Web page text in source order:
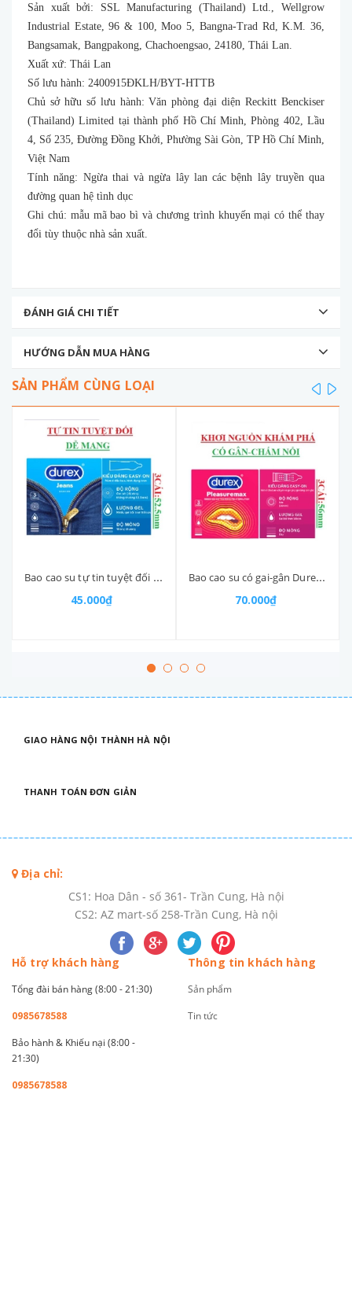
Sản xuất bởi: SSL Manufacturing (Thailand) Ltd., Wellgrow
Industrial Estate, 96 & 100, Moo 5, Bangna-Trad Rd, K.M. 36,
Bangsamak, Bangpakong, Chachoengsao, 24180, Thái Lan.
Xuất xứ: Thái Lan
Số lưu hành: 2400915ĐKLH/BYT-HTTB
Chủ sở hữu số lưu hành: Văn phòng đại diện Reckitt Benckiser
(Thailand) Limited tại thành phố Hồ Chí Minh, Phòng 402, Lầu
4, Số 235, Đường Đồng Khởi, Phường Sài Gòn, TP Hồ Chí Minh,
Việt Nam
Tính năng: Ngừa thai và ngừa lây lan các bệnh lây truyền qua
đường quan hệ tình dục
Ghi chú: mẫu mã bao bì và chương trình khuyến mại có thể thay
đổi tùy thuộc nhà sản xuất.
ĐÁNH GIÁ CHI TIẾT
HƯỚNG DẪN MUA HÀNG
SẢN PHẨM CÙNG LOẠI
Bao cao su tự tin tuyệt đối Durex jeans easy on hộp 3 cái
45.000₫
Bao cao su có gai-gân Durex Pleasuremax ribbed and dotted for extra stimulation hộp3s
70.000₫
prev
GIAO HÀNG NỘI THÀNH HÀ NỘI
THANH TOÁN ĐƠN GIẢN
Địa chỉ:
CS1: Hoa Dân - số 361- Trần Cung, Hà nội
CS2: AZ mart-số 258-Trần Cung, Hà nội
Hỗ trợ khách hàng
Tổng đài bán hàng (8:00 - 21:30)
0985678588
Bảo hành & Khiếu nại (8:00 -
21:30)
0985678588
Thông tin khách hàng
Sản phẩm
Tin tức